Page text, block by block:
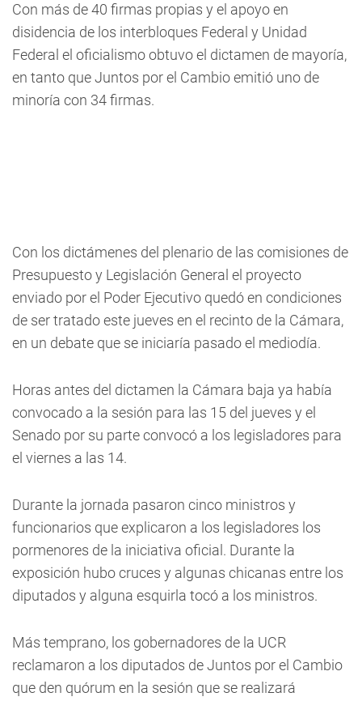
Con más de 40 firmas propias y el apoyo en
disidencia de los interbloques Federal y Unidad
Federal el oficialismo obtuvo el dictamen de mayoría,
en tanto que Juntos por el Cambio emitió uno de
minoría con 34 firmas.
Con los dictámenes del plenario de las comisiones de
Presupuesto y Legislación General el proyecto
enviado por el Poder Ejecutivo quedó en condiciones
de ser tratado este jueves en el recinto de la Cámara,
en un debate que se iniciaría pasado el mediodía.
Horas antes del dictamen la Cámara baja ya había
convocado a la sesión para las 15 del jueves y el
Senado por su parte convocó a los legisladores para
el viernes a las 14.
Durante la jornada pasaron cinco ministros y
funcionarios que explicaron a los legisladores los
pormenores de la iniciativa oficial. Durante la
exposición hubo cruces y algunas chicanas entre los
diputados y alguna esquirla tocó a los ministros.
Más temprano, los gobernadores de la UCR
reclamaron a los diputados de Juntos por el Cambio
que den quórum en la sesión que se realizará